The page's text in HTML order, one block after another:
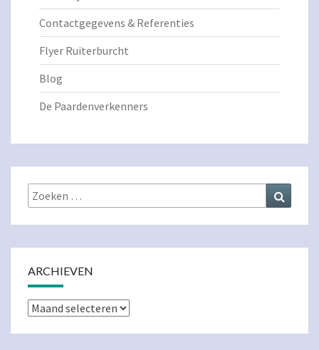
Contactgegevens & Referenties
Flyer Ruiterburcht
Blog
De Paardenverkenners
Zoeken
naar:
ARCHIEVEN
Archieven